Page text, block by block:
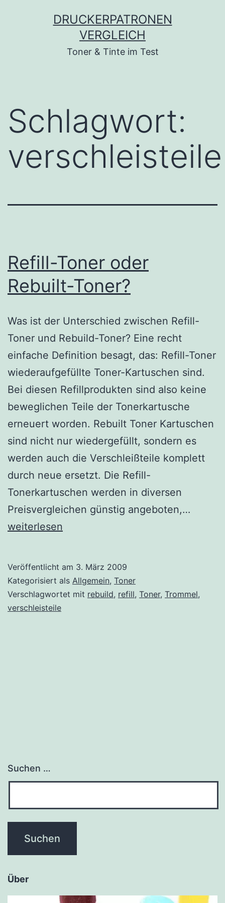
DRUCKERPATRONEN
VERGLEICH
Toner & Tinte im Test
Schlagwort:
verschleisteile
Refill-Toner oder
Rebuilt-Toner?
Was ist der Unterschied zwischen Refill-
Toner und Rebuild-Toner? Eine recht
einfache Definition besagt, das: Refill-Toner
wiederaufgefüllte Toner-Kartuschen sind.
Bei diesen Refillprodukten sind also keine
beweglichen Teile der Tonerkartusche
erneuert worden. Rebuilt Toner Kartuschen
sind nicht nur wiedergefüllt, sondern es
werden auch die Verschleißteile komplett
durch neue ersetzt. Die Refill-
Tonerkartuschen werden in diversen
Preisvergleichen günstig angeboten,…
weiterlesen
Veröffentlicht am 3. März 2009
Kategorisiert als Allgemein, Toner
Verschlagwortet mit rebuild, refill, Toner, Trommel,
verschleisteile
Suchen …
Über